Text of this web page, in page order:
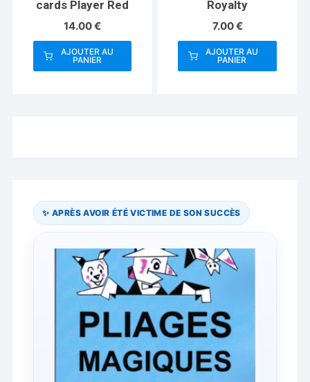
cards Player Red
14.00€
AJOUTER AU
PANIER
Royalty
7.00€
AJOUTER AU
PANIER
✨ APRÈS AVOIR ÉTÉ VICTIME DE SON SUCCÈS